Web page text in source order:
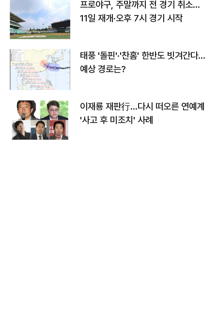
프로야구, 주말까지 전 경기 취소…
11일 재개·오후 7시 경기 시작
태풍 '돌핀'·'찬홈' 한반도 빗겨간다…
예상 경로는?
이재룡 재판行…다시 떠오른 연예계
'사고 후 미조치' 사례